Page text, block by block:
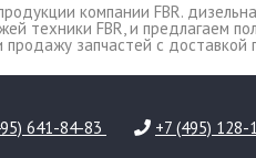
компании FBR.
техники FBR, и предлагаем
запчастей c доставкой
641-84-83 +7 (495) 128-